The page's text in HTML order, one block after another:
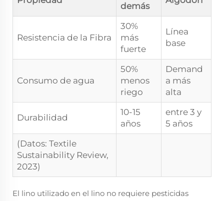
demás
Resistencia de la Fibra
30%
más
fuerte
Línea
base
Consumo de agua
50%
menos
riego
Demand
a más
alta
Durabilidad
10-15
años
entre 3 y
5 años
(Datos: Textile
Sustainability Review,
2023)
El lino utilizado en el lino no requiere pesticidas